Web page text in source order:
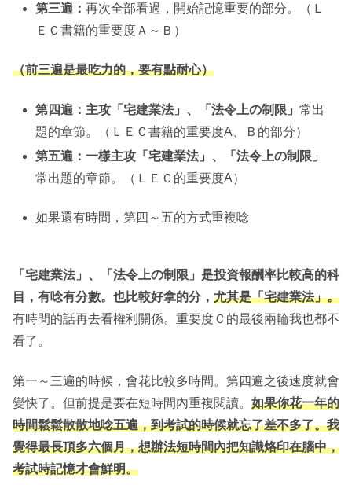
第三遍：再次全部看過，開始記憶重要的部分。（Ｌ
ＥＣ書籍的重要度Ａ～Ｂ）
（前三遍是最吃力的，要有點耐心）
第四遍：主攻「宅建業法」、「法令上の制限」常出
題的章節。（ＬＥＣ書籍的重要度A、Ｂ的部分）
第五遍：一樣主攻「宅建業法」、「法令上の制限」
常出題的章節。（ＬＥＣ的重要度A）
如果還有時間，第四～五的方式重複唸
「宅建業法」、「法令上の制限」是投資報酬率比較高的科
目，有唸有分數。也比較好拿的分， 尤其是「宅建業法」。
有時間的話再去看權利關係。重要度Ｃ的最後兩輪我也都不
看了。
第一～三遍的時候，會花比較多時間。第四遍之後速度就會
變快了。但前提是要在短時間內重複閱讀。 如果你花一年的
時間鬆鬆散散地唸五遍，到考試的時候就忘了差不多了。我
覺得最長頂多六個月，想辦法短時間內把知識烙印在腦中，
考試時記憶才會鮮明。